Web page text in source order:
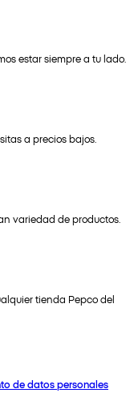
estar siempre a tu lado.
a precios bajos.
variedad de productos.
tienda Pepco del
de datos personales